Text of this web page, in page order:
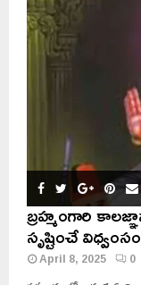
బ్రహ్మంగారి
సృష్టించే
April 8, 2025 0